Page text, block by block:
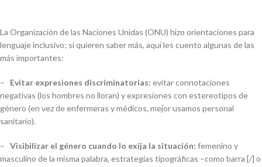
La Organización de las Naciones Unidas (ONU) hizo orientaciones para
lenguaje inclusivo; si quieren saber más, aquí les cuento algunas de las
más importantes:
– Evitar expresiones discriminatorias: evitar connotaciones
negativas (los hombres no lloran) y expresiones con estereotipos de
género (en vez de enfermeras y médicos, mejor usamos personal
sanitario).
– Visibilizar el género cuando lo exija la situación: femenino y
masculino de la misma palabra, estrategias tipográficas –como barra [/] o